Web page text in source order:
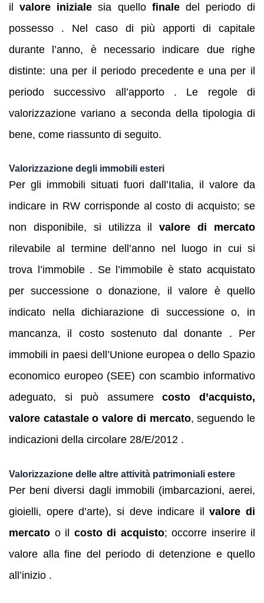
ilvalore iniziale sia quello finaledel periodo di
possesso . Nel caso di più apporti di capitale
durante l’anno, è necessario indicare due righe
distinte: una per il periodo precedente e una per il
periodo successivo all’apporto . Le regole di
valorizzazione variano a seconda della tipologia di
bene, come riassunto di seguito.
Valorizzazione degli immobili esteri
Per gli immobili situati fuori dall’Italia, il valore da
indicare in RW corrisponde al costo di acquisto; se
non disponibile, si utilizza ilvalore di mercato
rilevabile al termine dell’anno nel luogo in cui si
trova l’immobile . Se l’immobile è stato acquistato
per successione o donazione, il valore è quello
indicato nella dichiarazione di successione o, in
mancanza, il costo sostenuto dal donante . Per
immobili in paesi dell’Unione europea o dello Spazio
economico europeo (SEE) con scambio informativo
adeguato, si può assumerecosto d’acquisto,
valore catastale o valore di mercato, seguendo le
indicazioni della circolare 28/E/2012 .
Valorizzazione delle altre attività patrimoniali estere
Per beni diversi dagli immobili (imbarcazioni, aerei,
gioielli, opere d’arte), si deve indicare ilvalore di
mercato o il costo di acquisto; occorre inserire il
valore alla fine del periodo di detenzione e quello
all’inizio .